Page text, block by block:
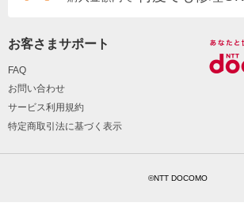
お客さまサポート
FAQ
お問い合わせ
サービス利用規約
特定商取引法に基づく表示
©NTT DOCOMO